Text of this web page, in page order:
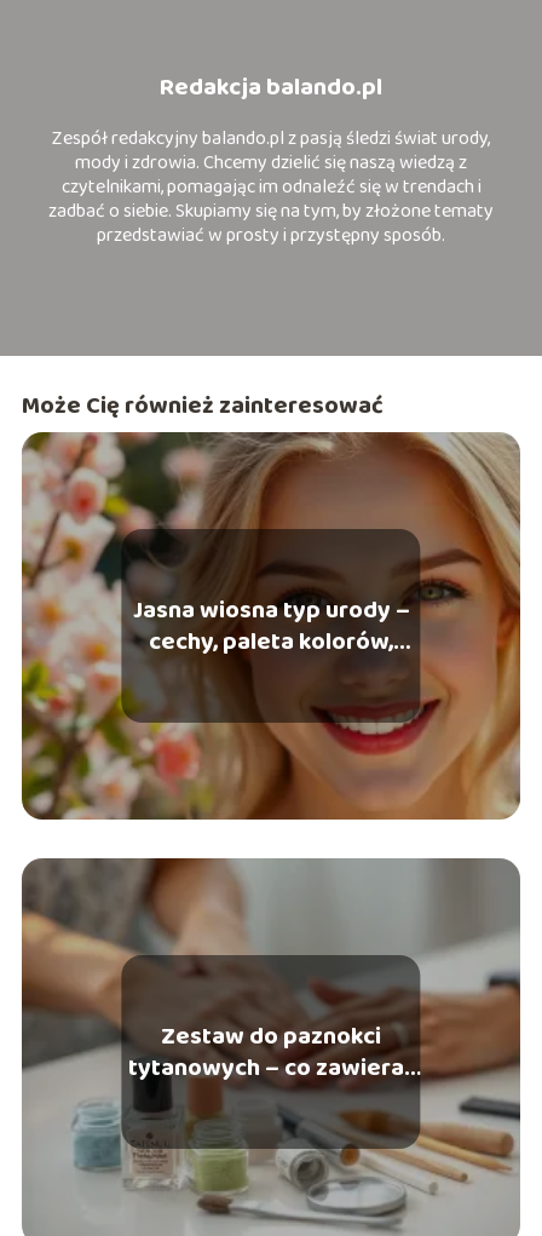
Redakcja balando.pl
Zespół redakcyjny balando.pl z pasją śledzi świat urody,
mody i zdrowia. Chcemy dzielić się naszą wiedzą z
czytelnikami, pomagając im odnaleźć się w trendach i
zadbać o siebie. Skupiamy się na tym, by złożone tematy
przedstawiać w prosty i przystępny sposób.
Może Cię również zainteresować
Jasna wiosna typ urody –
cechy, paleta kolorów,
makijaż
Zestaw do paznokci
tytanowych – co zawiera i
jak go używać?